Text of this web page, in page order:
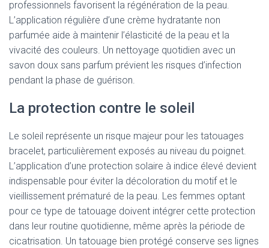
professionnels favorisent la régénération de la peau.
L’application régulière d’une crème hydratante non
parfumée aide à maintenir l’élasticité de la peau et la
vivacité des couleurs. Un nettoyage quotidien avec un
savon doux sans parfum prévient les risques d’infection
pendant la phase de guérison.
La protection contre le soleil
Le soleil représente un risque majeur pour les tatouages
bracelet, particulièrement exposés au niveau du poignet.
L’application d’une protection solaire à indice élevé devient
indispensable pour éviter la décoloration du motif et le
vieillissement prématuré de la peau. Les femmes optant
pour ce type de tatouage doivent intégrer cette protection
dans leur routine quotidienne, même après la période de
cicatrisation. Un tatouage bien protégé conserve ses lignes